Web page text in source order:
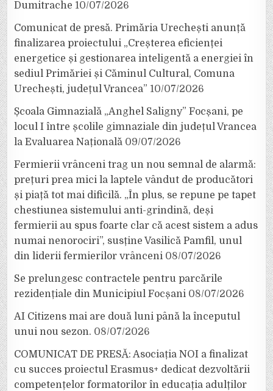
Dumitrache 10/07/2026
Comunicat de presă. Primăria Urechești anunță
finalizarea proiectului „Creșterea eficienței
energetice și gestionarea inteligentă a energiei în
sediul Primăriei și Căminul Cultural, Comuna
Urechești, județul Vrancea” 10/07/2026
Școala Gimnazială „Anghel Saligny” Focșani, pe
locul I între școlile gimnaziale din județul Vrancea
la Evaluarea Națională 09/07/2026
Fermierii vrânceni trag un nou semnal de alarmă:
prețuri prea mici la laptele vândut de producători
și piață tot mai dificilă. „În plus, se repune pe tapet
chestiunea sistemului anti-grindină, deși
fermierii au spus foarte clar că acest sistem a adus
numai nenorociri”, susține Vasilică Pamfil, unul
din liderii fermierilor vrânceni 08/07/2026
Se prelungesc contractele pentru parcările
rezidențiale din Municipiul Focșani 08/07/2026
AI Citizens mai are două luni până la începutul
unui nou sezon. 08/07/2026
COMUNICAT DE PRESĂ: Asociația NOI a finalizat
cu succes proiectul Erasmus+ dedicat dezvoltării
competențelor formatorilor în educația adulților